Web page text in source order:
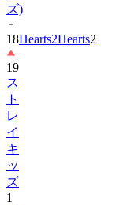
ズ)
18Hearts2Hearts2
19
ス
ト
レ
イ
キ
ッ
ズ
1